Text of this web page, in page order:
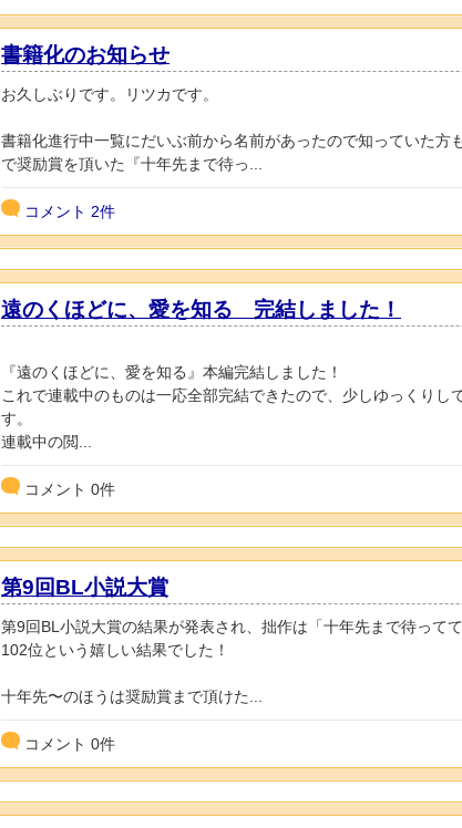
書籍化のお知らせ
お久しぶりです。リツカです。
書籍化進行中一覧にだいぶ前から名前があったので知っていた方
で奨励賞を頂いた『十年先まで待っ...
コメント 2件
遠のくほどに、愛を知る 完結しました！
『遠のくほどに、愛を知る』本編完結しました！
これで連載中のものは一応全部完結できたので、少しゆっくりし
す。
連載中の閲...
コメント 0件
第9回BL小説大賞
第9回BL小説大賞の結果が発表され、拙作は「十年先まで待って
102位という嬉しい結果でした！
十年先〜のほうは奨励賞まで頂けた...
コメント 0件